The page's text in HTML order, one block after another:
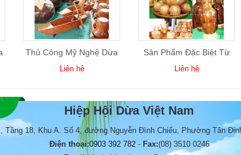
Thủ Công Mỹ Nghệ Dừa
04
Liên hệ
Sản Phẩm Đặc Biệt Từ
Dừa
Liên hệ
Hiệp Hội Dừa Việt Nam
Tầng 18, Khu A. Số 4, đường Nguyễn Đình Chiểu, Phường Tân
Điện thoại:0903 392 782- Fax:(08) 3510 0246